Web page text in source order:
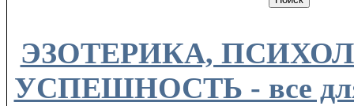
ЭЗОТЕРИКА,
УСПЕШНОСТЬ - все для